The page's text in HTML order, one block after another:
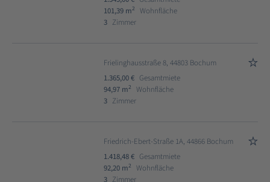
101,39 m2
Wohnfläche
3 Zimmer
Frielinghausstraße 8, 44803 Bochum
1.365,00 € Gesamtmiete
94,97 m2
Wohnfläche
3 Zimmer
Friedrich-Ebert-Straße 1A, 44866 Bochum
1.418,48 € Gesamtmiete
92,20 m2
Wohnfläche
3 Zimmer